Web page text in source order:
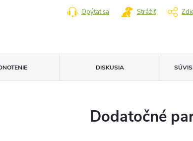
Opýtať sa Strážiť
DISKUSIA
Dodatočné